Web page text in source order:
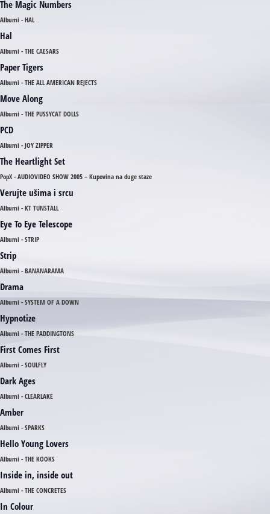
The Magic Numbers
Albumi - HAL
Hal
Albumi - THE CAESARS
Paper Tigers
Albumi - THE ALL AMERICAN REJECTS
Move Along
Albumi - THE PUSSYCAT DOLLS
PCD
Albumi - JOY ZIPPER
The Heartlight Set
PopX - AUDIOVIDEO SHOW 2005 – Kupovina na duge staze
Verujte ušima i srcu
Albumi - KT TUNSTALL
Eye To Eye Telescope
Albumi - STRIP
Strip
Albumi - BANANARAMA
Drama
Albumi - SYSTEM OF A DOWN
Hypnotize
Albumi - THE PADDINGTONS
First Comes First
Albumi - SOULFLY
Dark Ages
Albumi - CLEARLAKE
Amber
Albumi - SPARKS
Hello Young Lovers
Albumi - THE KOOKS
Inside in, inside out
Albumi - THE CONCRETES
In Colour